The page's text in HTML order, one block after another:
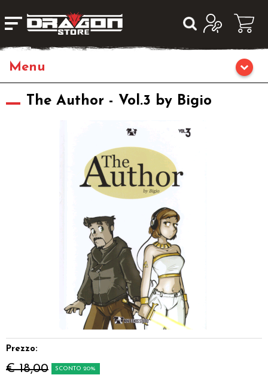
Home
Giochi di Carte Collezionabili
Giocattoli e Gadget
Offerte del Dragone
The Author - Vol.3 by Bigio
Prezzo:
€ 18,00 SCONTO 20%